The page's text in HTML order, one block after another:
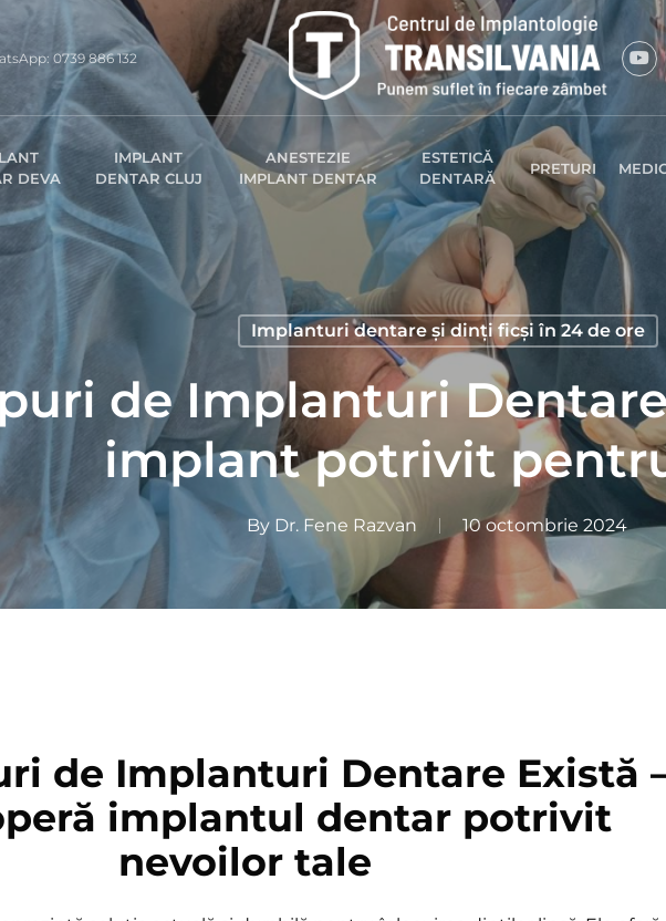
0739 886 132
DEVA
IMPLANT
DENTAR CLUJ
ANESTEZIE
IMPLANT DENTAR
ESTETICĂ
DENTARĂ
PRETURI
Implanturi dentare și dinți ficși în 24 de ore
de Implanturi
implant potrivit
By Dr. Fene Razvan 10 octombrie 2024
de Implanturi Dentare Există
implantul dentar potrivit
nevoilor tale